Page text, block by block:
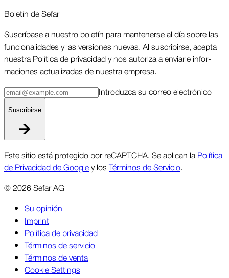
Boletín de Sefar
Sus­críbase a nuestro boletín para man­tenerse al día sobre las
funcio­nalidades y las ver­siones nuevas. Al suscri­birse, acepta
nuestra Política de priva­cidad y nos autoriza a enviarle infor­
maciones actua­lizadas de nuestra empresa.
Intro­duzca su correo elec­trónico
Suscri­birse
Este sitio está protegido por reCAPTCHA. Se aplican la Política
de Privacidad de Googley los Términos de Servicio.
©2026Sefar AG
Su opinión
Imprint
Política de privacidad
Términos de servicio
Términos de venta
Cookie Settings